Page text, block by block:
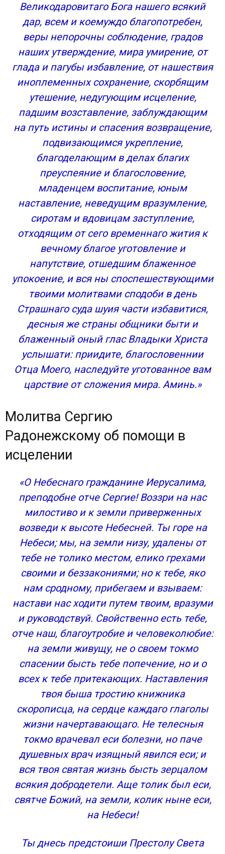
Молитва в день Сергия Радонежского
Как отрок Варфоломей научился читать
Молитва студентов в Троице-Сергиевой Лавре
Как молиться Преподобному об успехах в учебе
Слова и выражения молитв, трудные для
понимания
Кому еще можно молиться об учебе
Великодаровитаго Бога нашего всякий
дар, всем и коемуждо благопотребен,
веры непорочны соблюдение, градов
наших утверждение, мира умирение, от
глада и пагубы избавление, от нашествия
иноплеменных сохранение, скорбящим
утешение, недугующим исцеление,
падшим возставление, заблуждающим
на путь истины и спасения возвращение,
подвизающимся укрепление,
благоделающим в делах благих
преуспеяние и благословение,
младенцем воспитание, юным
наставление, неведущим вразумление,
сиротам и вдовицам заступление,
отходящим от сего временнаго жития к
вечному благое уготовление и
напутствие, отшедшим блаженное
упокоение, и вся ны споспешествующими
твоими молитвами сподоби в день
Страшнаго суда шуия части избавитися,
десныя же страны общники быти и
блаженный оный глас Владыки Христа
услышати: приидите, благословеннии
Отца Моего, наследуйте уготованное вам
царствие от сложения мира. Аминь.»
Молитва Сергию
Радонежскому об помощи в
исцелении
«О Небеснаго гражданине Иерусалима,
преподобне отче Сергие! Воззри на нас
милостиво и к земли приверженных
возведи к высоте Небесней. Ты горе на
Небеси; мы, на земли низу, удалены от
тебе не толико местом, елико грехами
своими и беззакониями; но к тебе, яко
нам сродному, прибегаем и взываем:
настави нас ходити путем твоим, вразуми
и руководствуй. Свойственно есть тебе,
отче наш, благоутробие и человеколюбие:
на земли живущу, не о своем токмо
спасении бысть тебе попечение, но и о
всех к тебе притекающих. Наставления
твоя быша тростию книжника
скорописца, на сердце каждаго глаголы
жизни начертавающаго. Не телесныя
токмо врачевал еси болезни, но паче
душевных врач изящный явился еси; и
вся твоя святая жизнь бысть зерцалом
всякия добродетели. Аще толик был еси,
святче Божий, на земли, колик ныне еси,
на Небеси!
Ты днесь предстоиши Престолу Света